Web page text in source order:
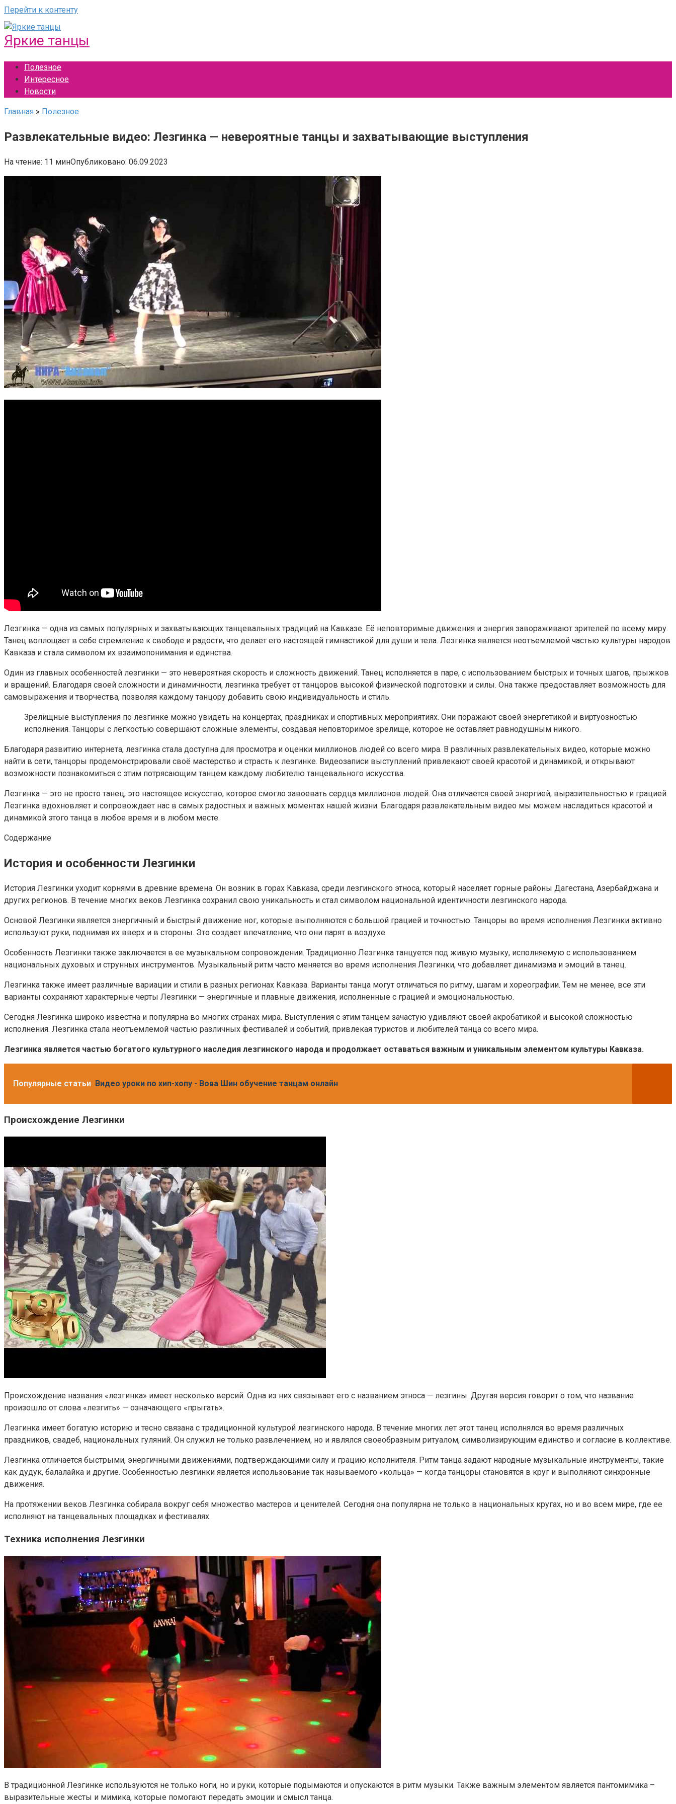
Перейти к контенту
Яркие танцы
Полезное
Интересное
Новости
Главная » Полезное
Развлекательные видео: Лезгинка — невероятные танцы и захватывающие выступления
На чтение: 11 минОпубликовано: 06.09.2023
Лезгинка — одна из самых популярных и захватывающих танцевальных традиций на Кавказе. Её неповторимые движения и энергия завораживают зрителей по всему миру.
Танец воплощает в себе стремление к свободе и радости, что делает его настоящей гимнастикой для души и тела. Лезгинка является неотъемлемой частью культуры народов
Кавказа и стала символом их взаимопонимания и единства.
Один из главных особенностей лезгинки — это невероятная скорость и сложность движений. Танец исполняется в паре, с использованием быстрых и точных шагов, прыжков
и вращений. Благодаря своей сложности и динамичности, лезгинка требует от танцоров высокой физической подготовки и силы. Она также предоставляет возможность для
самовыражения и творчества, позволяя каждому танцору добавить свою индивидуальность и стиль.
Зрелищные выступления по лезгинке можно увидеть на концертах, праздниках и спортивных мероприятиях. Они поражают своей энергетикой и виртуозностью
исполнения. Танцоры с легкостью совершают сложные элементы, создавая неповторимое зрелище, которое не оставляет равнодушным никого.
Благодаря развитию интернета, лезгинка стала доступна для просмотра и оценки миллионов людей со всего мира. В различных развлекательных видео, которые можно
найти в сети, танцоры продемонстрировали своё мастерство и страсть к лезгинке. Видеозаписи выступлений привлекают своей красотой и динамикой, и открывают
возможности познакомиться с этим потрясающим танцем каждому любителю танцевального искусства.
Лезгинка — это не просто танец, это настоящее искусство, которое смогло завоевать сердца миллионов людей. Она отличается своей энергией, выразительностью и грацией.
Лезгинка вдохновляет и сопровождает нас в самых радостных и важных моментах нашей жизни. Благодаря развлекательным видео мы можем насладиться красотой и
динамикой этого танца в любое время и в любом месте.
Содержание
История и особенности Лезгинки
История Лезгинки уходит корнями в древние времена. Он возник в горах Кавказа, среди лезгинского этноса, который населяет горные районы Дагестана, Азербайджана и
других регионов. В течение многих веков Лезгинка сохранил свою уникальность и стал символом национальной идентичности лезгинского народа.
Основой Лезгинки является энергичный и быстрый движение ног, которые выполняются с большой грацией и точностью. Танцоры во время исполнения Лезгинки активно
используют руки, поднимая их вверх и в стороны. Это создает впечатление, что они парят в воздухе.
Особенность Лезгинки также заключается в ее музыкальном сопровождении. Традиционно Лезгинка танцуется под живую музыку, исполняемую с использованием
национальных духовых и струнных инструментов. Музыкальный ритм часто меняется во время исполнения Лезгинки, что добавляет динамизма и эмоций в танец.
Лезгинка также имеет различные вариации и стили в разных регионах Кавказа. Варианты танца могут отличаться по ритму, шагам и хореографии. Тем не менее, все эти
варианты сохраняют характерные черты Лезгинки — энергичные и плавные движения, исполненные с грацией и эмоциональностью.
Сегодня Лезгинка широко известна и популярна во многих странах мира. Выступления с этим танцем зачастую удивляют своей акробатикой и высокой сложностью
исполнения. Лезгинка стала неотъемлемой частью различных фестивалей и событий, привлекая туристов и любителей танца со всего мира.
Лезгинка является частью богатого культурного наследия лезгинского народа и продолжает оставаться важным и уникальным элементом культуры Кавказа.
Популярные статьи Видео уроки по хип-хопу - Вова Шин обучение танцам онлайн
Происхождение Лезгинки
Происхождение названия «лезгинка» имеет несколько версий. Одна из них связывает его с названием этноса — лезгины. Другая версия говорит о том, что название
произошло от слова «лезгить» — означающего «прыгать».
Лезгинка имеет богатую историю и тесно связана с традиционной культурой лезгинского народа. В течение многих лет этот танец исполнялся во время различных
праздников, свадеб, национальных гуляний. Он служил не только развлечением, но и являлся своеобразным ритуалом, символизирующим единство и согласие в коллективе.
Лезгинка отличается быстрыми, энергичными движениями, подтверждающими силу и грацию исполнителя. Ритм танца задают народные музыкальные инструменты, такие
как дудук, балалайка и другие. Особенностью лезгинки является использование так называемого «кольца» — когда танцоры становятся в круг и выполняют синхронные
движения.
На протяжении веков Лезгинка собирала вокруг себя множество мастеров и ценителей. Сегодня она популярна не только в национальных кругах, но и во всем мире, где ее
исполняют на танцевальных площадках и фестивалях.
Техника исполнения Лезгинки
В традиционной Лезгинке используются не только ноги, но и руки, которые подымаются и опускаются в ритм музыки. Также важным элементом является пантомимика –
выразительные жесты и мимика, которые помогают передать эмоции и смысл танца.